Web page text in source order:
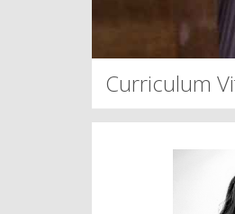
Curriculum